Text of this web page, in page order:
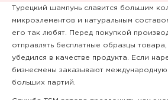
Турецкий шампунь славится большим
микроэлементов и натуральным
его так любят. Перед покупкой
отправлять бесплатные образцы
убедился в качестве продукта. Если
бизнесмены заказывают
больших партий.